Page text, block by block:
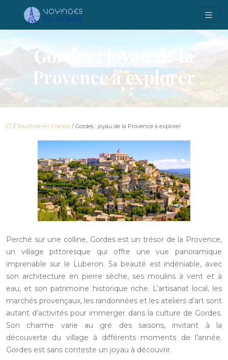
Gordes : joyau de la
Provence à explorer
/ Tourisme en France / Gordes : joyau de la Provence à explorer
Perché sur une colline, Gordes est un trésor de la Provence,
un village pittoresque qui offre une vue panoramique
imprenable sur le Luberon. Sa beauté est indéniable, avec
son architecture en pierre sèche, ses moulins à vent et à
eau, et son patrimoine historique riche. L’artisanat local, les
marchés provençaux, les randonnées et les ateliers d’art sont
autant d’activités pour immerger dans la culture de Gordes.
Son charme varie au gré des saisons, invitant à la
découverte du village à différents moments de l’année.
Gordes est sans conteste un joyau à découvrir.